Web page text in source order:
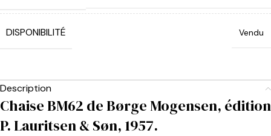
DISPONIBILITÉ Vendu
Description
Chaise BM62 de Børge Mogensen, édition
P. Lauritsen & Søn, 1957.